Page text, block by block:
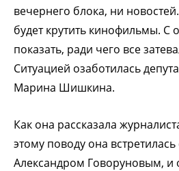
вечернего блока, ни
будет крутить кинофильмы. С
показать, ради чего все
Ситуацией озаботилась
Марина Шишкина.
Как она рассказала
этому поводу она
Александром Говоруновым, и